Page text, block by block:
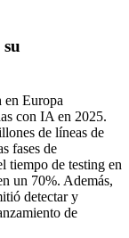
en Europa
con IA en 2025.
de líneas de
fases de
tiempo de testing en
un 70%. Además,
detectar y
de